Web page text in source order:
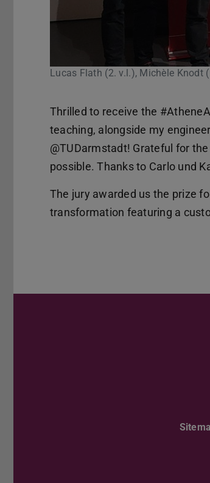
Lucas Flath (2. v.l.), Michèle Knodt
Thrilled to receive the
teaching, alongside my
@TUDarmstadt! Grateful for
possible. Thanks to Carlo und
The jury awarded us the prize
transformation featuring a